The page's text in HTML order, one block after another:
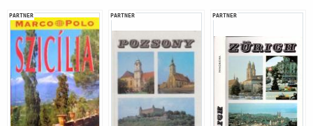
PARTNER PARTNER PARTNER